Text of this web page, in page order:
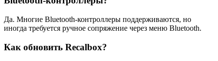
Да. Многие Bluetooth‑контроллеры поддерживаются, но
иногда требуется ручное сопряжение через меню Bluetooth.
Как обновить Recalbox?